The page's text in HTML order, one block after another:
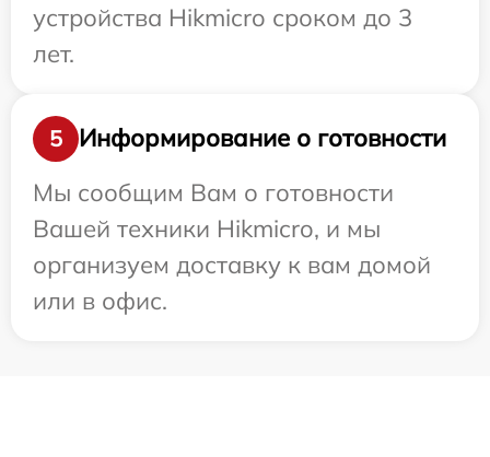
устройства Hikmicro сроком до 3
лет.
5
Информирование о готовности
Мы сообщим Вам о готовности
Вашей техники Hikmicro, и мы
организуем доставку к вам домой
или в офис.